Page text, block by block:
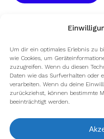
Um dir ein optimales Erlebnis zu
wie Cookies, um
zuzugreifen. Wenn du diesen
Daten wie das Surfverhalten oder
verarbeiten. Wenn du deine
zurückziehst, können bestimmte
beeinträchtigt werden.
facebook youtube